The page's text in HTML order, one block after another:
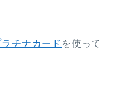
チナカード を使って